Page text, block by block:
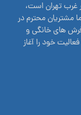
غرب تهران است،
شما مشتریان محترم در
های خانگی و
خود را آغاز